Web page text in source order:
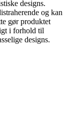
designs.
og kan
gør produktet
i forhold til
designs.